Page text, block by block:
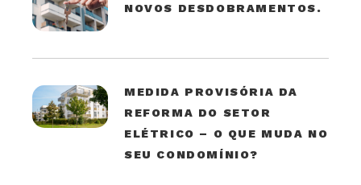
NOVOS DESDOBRAMENTOS.
MEDIDA PROVISÓRIA DA
REFORMA DO SETOR
ELÉTRICO – O QUE MUDA NO
SEU CONDOMÍNIO?